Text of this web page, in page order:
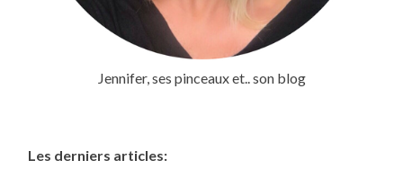
Jennifer, ses pinceaux et.. son blog
Les derniers articles: